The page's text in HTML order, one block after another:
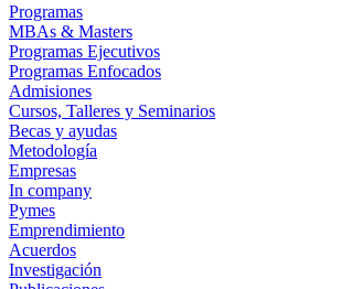
Programas
MBAs & Masters
Programas Ejecutivos
Programas Enfocados
Admisiones
Cursos, Talleres y Seminarios
Becas y ayudas
Metodología
Empresas
In company
Pymes
Emprendimiento
Acuerdos
Investigación